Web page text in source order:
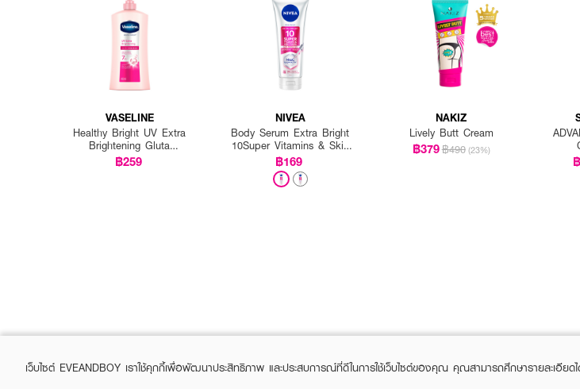
VASELINE
Healthy Bright UV Extra
Brightening Gluta
Ceramide Lotion
฿259
NIVEA
Body Serum Extra Bright
10Super Vitamins & Skin
Foods Glow Perfection
฿169
NAKIZ
Lively Butt Cream
฿379฿490 (23%)
เว็บไซต์ EVEANDBOY เราใช้คุกกี้เพื่อพัฒนาประสิทธิภาพ และประสบการณ์ที่ดีในการใช้เว็บไซต์ของคุณ คุณสามารถศึกษารายละเอียด